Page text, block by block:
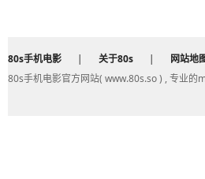
80s手机电影 | 关于80s | 网站地
80s手机电影官方网站( www.80s.so ) , 专业的